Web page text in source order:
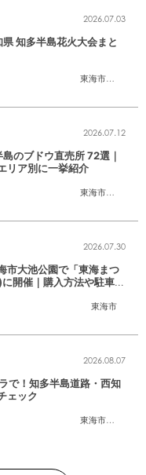
東海市大府市
2026.07.03
知多半島花火大会まと
東海市大府市
2026.07.12
のブドウ直売所 72選｜
リア別に一挙紹介
東海市
2026.07.30
市大池公園で「東海まつ
開催｜購入方法や駐車場
東海市大府市
2026.08.07
で！知多半島道路・西知
ェック